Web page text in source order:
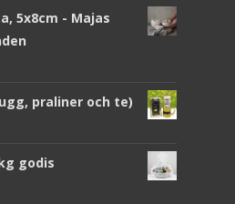
5x8cm - Majas
praliner och te)
godis